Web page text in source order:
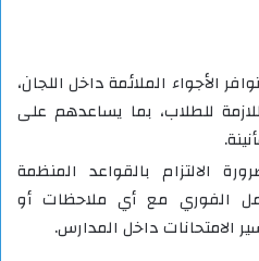
الأجواء الملائمة داخل اللجان،
للطلاب، بما يساعدهم على
الالتزام بالقواعد المنظمة
الفوري مع أي ملاحظات أو
الامتحانات داخل المدارس.